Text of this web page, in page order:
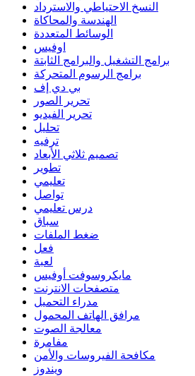
النسخ الاحتياطي والاسترداد
الهندسة والمحاكاة
الوسائط المتعددة
اوفيس
برامج التشغيل والبرامج الثابتة
برامج الرسوم المتحركة
بي دي إف
تحرير الصور
تحرير الفيديو
تحليل
ترفيه
تصميم ثلاثي الأبعاد
تطوير
تعليمي
تواصل
درس تعليمي
سباق
ضغط الملفات
فعل
لعبة
مايكروسوفت أوفيس
متصفحات الانترنت
مدراء التحميل
مرافق الهاتف المحمول
معالجة الصوت
مفامرة
مكافحة الفيروسات والأمن
ويندوز